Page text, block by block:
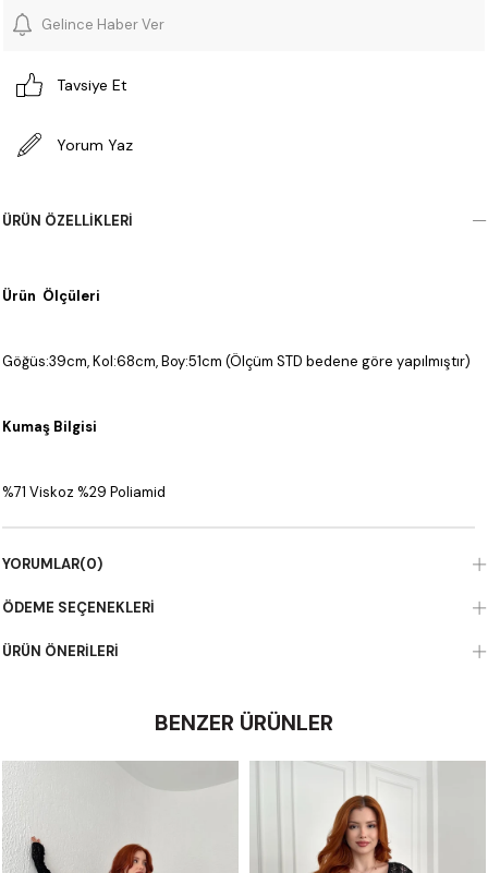
Gelince Haber Ver
Tavsiye Et
Yorum Yaz
ÜRÜN ÖZELLIKLERI
Ürün Ölçüleri
Göğüs:39cm, Kol:68cm, Boy:51cm (Ölçüm STD bedene göre yapılmıştır)
Kumaş Bilgisi
%71 Viskoz %29 Poliamid
YORUMLAR(0)
ÖDEME SEÇENEKLERI
ÜRÜN ÖNERILERI
BENZER ÜRÜNLER